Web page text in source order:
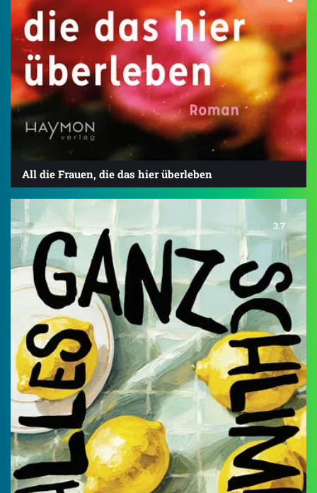
All die Frauen, die das hier überleben
3.7